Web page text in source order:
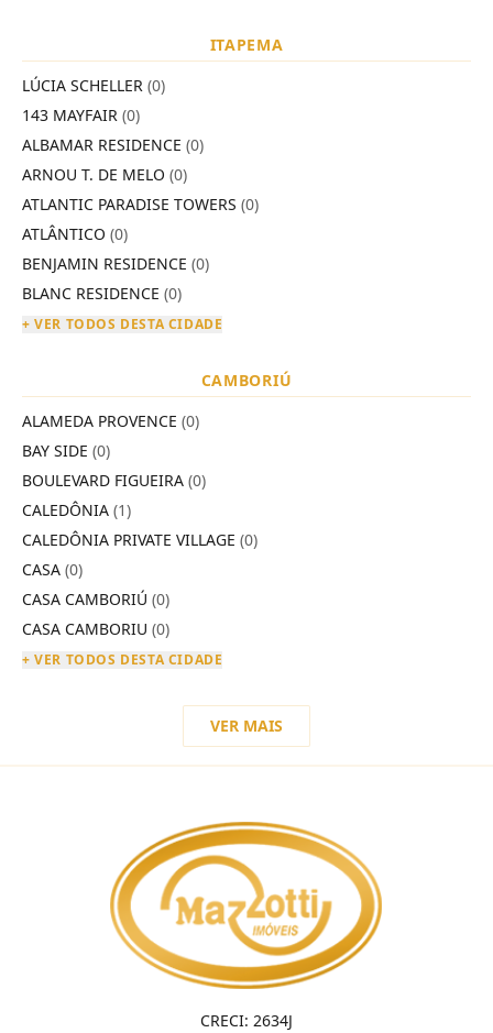
ITAPEMA
LÚCIA SCHELLER (0)
143 MAYFAIR (0)
ALBAMAR RESIDENCE (0)
ARNOU T. DE MELO (0)
ATLANTIC PARADISE TOWERS (0)
ATLÂNTICO (0)
BENJAMIN RESIDENCE (0)
BLANC RESIDENCE (0)
+ VER TODOS DESTA CIDADE
CAMBORIÚ
ALAMEDA PROVENCE (0)
BAY SIDE (0)
BOULEVARD FIGUEIRA (0)
CALEDÔNIA (1)
CALEDÔNIA PRIVATE VILLAGE (0)
CASA (0)
CASA CAMBORIÚ (0)
CASA CAMBORIU (0)
+ VER TODOS DESTA CIDADE
VER MAIS
CRECI: 2634J